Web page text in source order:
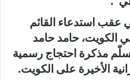
عقب استدعاء القائم
الكويت، حامد حامد
مذكرة احتجاج رسمية
الأخيرة على الكويت.